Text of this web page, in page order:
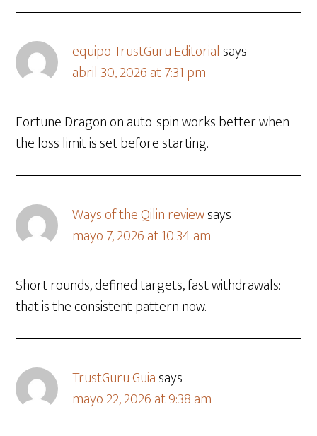
equipo TrustGuru Editorial says
abril 30, 2026 at 7:31 pm
Fortune Dragon on auto-spin works better when
the loss limit is set before starting.
Ways of the Qilin reviewsays
mayo 7, 2026 at 10:34 am
Short rounds, defined targets, fast withdrawals:
that is the consistent pattern now.
TrustGuru Guiasays
mayo 22, 2026 at 9:38 am